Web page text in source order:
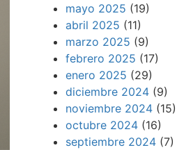
mayo 2025 (19)
abril 2025 (11)
marzo 2025 (9)
febrero 2025 (17)
enero 2025 (29)
diciembre 2024 (9)
noviembre 2024 (15)
octubre 2024 (16)
septiembre 2024 (7)